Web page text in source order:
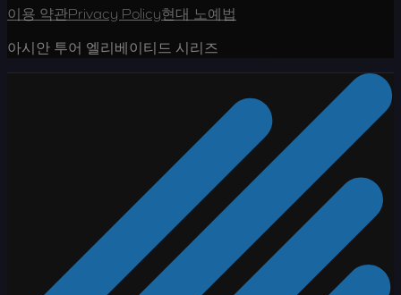
이용 약관Privacy Policy현대 노예법
아시안 투어 엘리베이티드 시리즈